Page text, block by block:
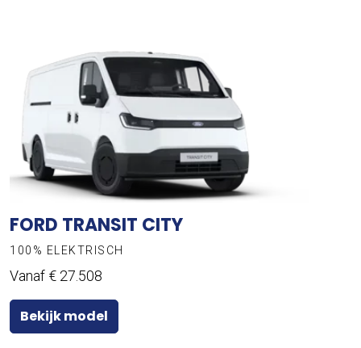
FORD TRANSIT CITY
100% ELEKTRISCH
Vanaf € 27.508
Bekijk model